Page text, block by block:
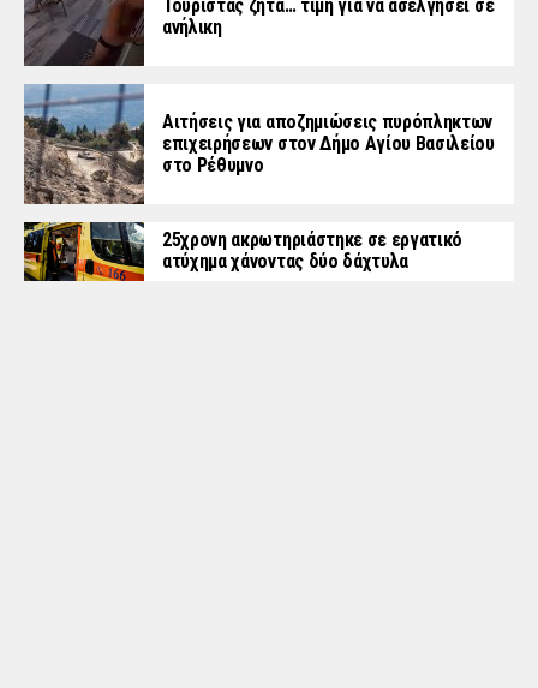
Τουρίστας ζητά… τιμή για να ασελγήσει σε
ανήλικη
Αιτήσεις για αποζημιώσεις πυρόπληκτων
επιχειρήσεων στον Δήμο Αγίου Βασιλείου
στο Ρέθυμνο
25χρονη ακρωτηριάστηκε σε εργατικό
ατύχημα χάνοντας δύο δάχτυλα